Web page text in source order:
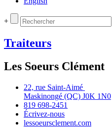
+
Traiteurs
Les Soeurs Clément
22, rue Saint‑Aimé
Maskinongé (QC) J0K 1N0
819 698‑2451
Écrivez‑nous
lessoeursclement.com